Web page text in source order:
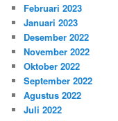
Februari 2023
Januari 2023
Desember 2022
November 2022
Oktober 2022
September 2022
Agustus 2022
Juli 2022